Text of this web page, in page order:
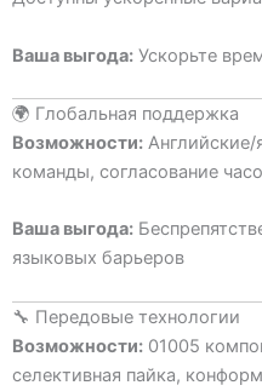
Ваша выгода: Ускорьте
🌍 Глобальная поддержка
Возможности:
команды, согласование
Ваша выгода:
языковых барьеров
🔧 Передовые технологии
Возможности: 01005
селективная пайка,